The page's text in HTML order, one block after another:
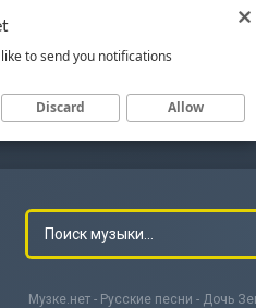
Музке.нет - Русские песни - Дочь
to send you notifications
Discard Allow